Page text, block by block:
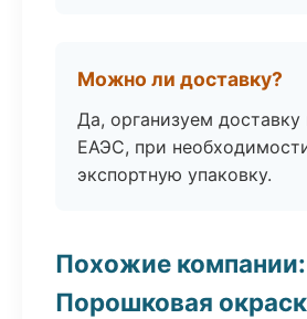
Можно ли доставку?
Да, организуем
ЕАЭС, при
экспортную упаковку.
Похожие компании:
Порошковая